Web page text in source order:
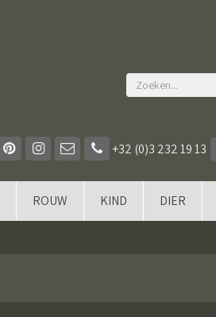
+32 (0)3 232 19 13
ROUW KIND DIER